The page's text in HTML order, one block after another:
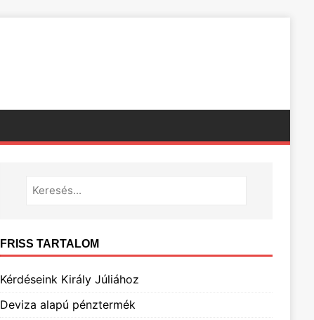
FRISS TARTALOM
Kérdéseink Király Júliához
Deviza alapú pénztermék